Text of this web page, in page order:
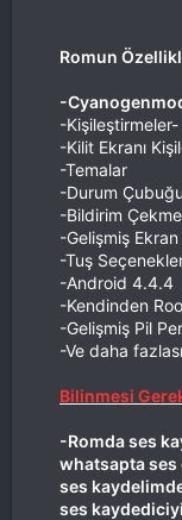
Romun
-
-Kişileştirmeler-
-Kilit Ekranı
-Temalar
-Durum
-Bildirim
-Gelişmiş Ekran
-Tuş
-Android 4.4.4
-Kendinden
-Gelişmiş Pil
-Ve daha fazlası
Bilinmesi
-Romda ses
whatsapta ses
ses
ses kaydediciyi